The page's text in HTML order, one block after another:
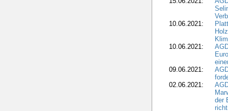
10.06.2021:
10.06.2021:
09.06.2021:
02.06.2021:
der